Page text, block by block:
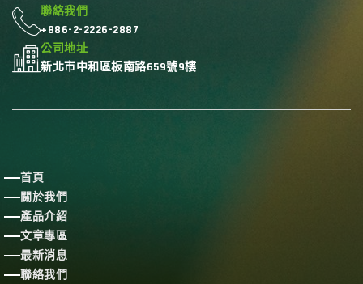
聯絡我們
+886-2-2226-2887
公司地址
新北市中和區板南路659號9樓
首頁
關於我們
產品介紹
文章專區
最新消息
聯絡我們